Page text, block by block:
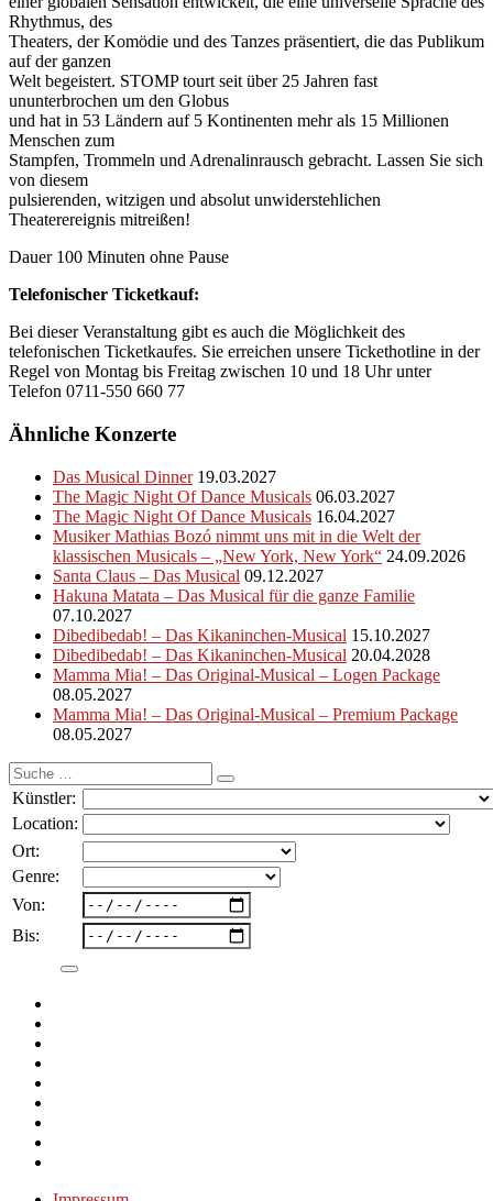
Rhythmus, des
Theaters, der Komödie und des Tanzes präsentiert, die das Publikum
auf der ganzen
Welt begeistert. STOMP tourt seit über 25 Jahren fast
ununterbrochen um den Globus
und hat in 53 Ländern auf 5 Kontinenten mehr als 15 Millionen
Menschen zum
Stampfen, Trommeln und Adrenalinrausch gebracht. Lassen Sie sich
von diesem
pulsierenden, witzigen und absolut unwiderstehlichen
Theaterereignis mitreißen!
Dauer 100 Minuten ohne Pause
Telefonischer Ticketkauf:
Bei dieser Veranstaltung gibt es auch die Möglichkeit des
telefonischen Ticketkaufes. Sie erreichen unsere Tickethotline in der
Regel von Montag bis Freitag zwischen 10 und 18 Uhr unter
Telefon 0711-550 660 77
Ähnliche Konzerte
Das Musical Dinner 19.03.2027
The Magic Night Of Dance Musicals 06.03.2027
The Magic Night Of Dance Musicals 16.04.2027
Musiker Mathias Bozó nimmt uns mit in die Welt der
klassischen Musicals – „New York, New York“ 24.09.2026
Santa Claus – Das Musical 09.12.2027
Hakuna Matata – Das Musical für die ganze Familie
07.10.2027
Dibedibedab! – Das Kikaninchen-Musical 15.10.2027
Dibedibedab! – Das Kikaninchen-Musical 20.04.2028
Mamma Mia! – Das Original-Musical – Logen Package
08.05.2027
Mamma Mia! – Das Original-Musical – Premium Package
08.05.2027
Suche
nach:
Künstler:
Location:
Ort:
Genre:
Von:
Bis: